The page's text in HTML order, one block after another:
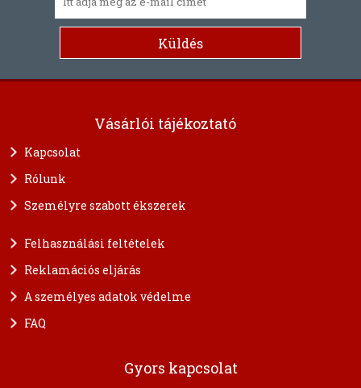
Vásárlói tájékoztató
Kapcsolat
Rólunk
Személyre szabott ékszerek
Felhasználási feltételek
Reklamációs eljárás
A személyes adatok védelme
FAQ
Gyors kapcsolat